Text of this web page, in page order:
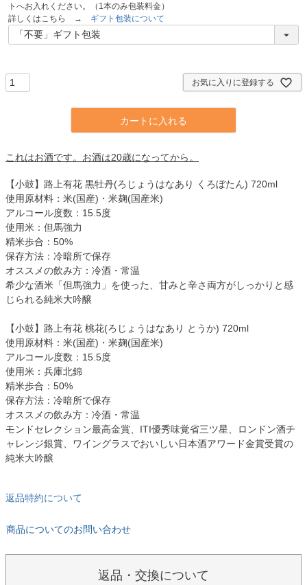
トへお入れください。（1本のみ包装料金）
詳しくはこちら → ギフト包装について
お気に入りに登録する
カートに入れる
これはお酒です。お酒は20歳になってから。
【小鼓】路上有花 黒牡丹(ろじょうはなあり くろぼたん) 720ml
使用原材料：米(国産)・米麹(国産米)
アルコール度数：15.5度
使用米：但馬強力
精米歩合：50%
保存方法：冷暗所で保存
オススメの飲み方：冷酒・常温
希少な酒米「但馬強力」を使った、甘みと辛さ両方がしっかりと感
じられる純米大吟醸
【小鼓】路上有花 桃花(ろじょうはなあり とうか) 720ml
使用原材料：米(国産)・米麹(国産米)
アルコール度数：15.5度
使用米：兵庫北錦
精米歩合：50%
保存方法：冷暗所で保存
オススメの飲み方：冷酒・常温
モンドセレクション最高金賞、ITI優秀味覚省三ツ星、ロンドン酒チ
ャレンジ銀賞、ワイングラスでおいしい日本酒アワード金賞受賞の
純米大吟醸
返品特約について
商品についてのお問い合わせ
返品・交換について